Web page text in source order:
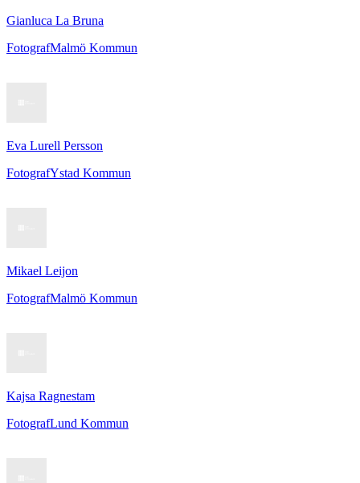
Gianluca La Bruna
FotografMalmö Kommun
Eva Lurell Persson
FotografYstad Kommun
Mikael Leijon
FotografMalmö Kommun
Kajsa Ragnestam
FotografLund Kommun